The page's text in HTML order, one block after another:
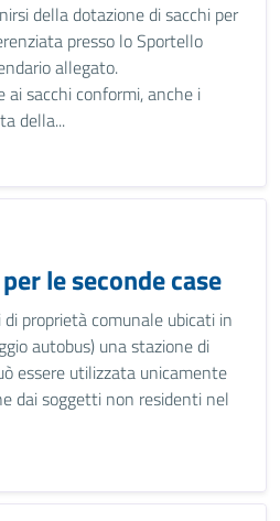
della dotazione di sacchi per
presso lo Sportello
allegato.
sacchi conformi, anche i
della...
le seconde case
di proprietà comunale ubicati in
autobus) una stazione di
essere utilizzata unicamente
dai soggetti non residenti nel